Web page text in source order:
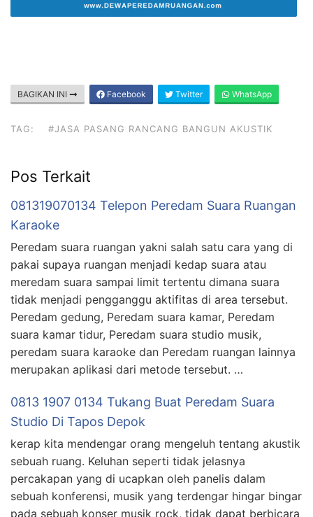
BAGIKAN INI Facebook Twitter WhatsApp
TAG: #JASA PASANG RANCANG BANGUN AKUSTIK
Pos Terkait
081319070134 Telepon Peredam Suara Ruangan
Karaoke
Peredam suara ruangan yakni salah satu cara yang di
pakai supaya ruangan menjadi kedap suara atau
meredam suara sampai limit tertentu dimana suara
tidak menjadi pengganggu aktifitas di area tersebut.
Peredam gedung, Peredam suara kamar, Peredam
suara kamar tidur, Peredam suara studio musik,
peredam suara karaoke dan Peredam ruangan lainnya
merupakan aplikasi dari metode tersebut. …
0813 1907 0134 Tukang Buat Peredam Suara
Studio Di Tapos Depok
kerap kita mendengar orang mengeluh tentang akustik
sebuah ruang. Keluhan seperti tidak jelasnya
percakapan yang di ucapkan oleh panelis dalam
sebuah konferensi, musik yang terdengar hingar bingar
pada sebuah konser musik rock, tidak dapat berbicara